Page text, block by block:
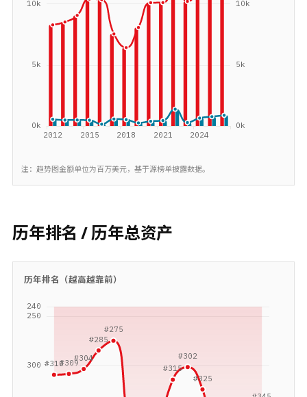
注：趋势图金额单位为百万美元，基于源榜单披露数据。
历年排名 / 历年总资产
历年排名（越高越靠前）